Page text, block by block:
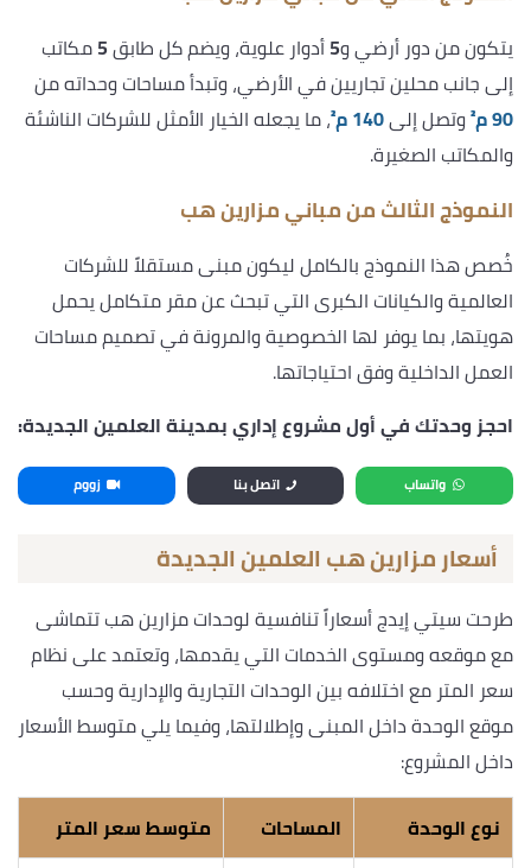
يتكون من دور أرضي و5أدوار علوية، ويضم كل طابق5مكاتب
إلى جانب محلين تجاريين في الأرضي، وتبدأ مساحات وحداته من
90 م²
وتصل إلى140 م²
، ما يجعله الخيار الأمثل للشركات الناشئة
والمكاتب الصغيرة.
النموذج الثالث من مباني مزارين هب
خُصص هذا النموذج بالكامل ليكون مبنى مستقلاً للشركات
العالمية والكيانات الكبرى التي تبحث عن مقر متكامل يحمل
هويتها، بما يوفر لها الخصوصية والمرونة في تصميم مساحات
العمل الداخلية وفق احتياجاتها.
احجز وحدتك في أول مشروع إداري بمدينة العلمين الجديدة:
واتساب اتصل بنا زووم
أسعار مزارين هب العلمين الجديدة
طرحت سيتي إيدج أسعاراً تنافسية لوحدات مزارين هب تتماشى
مع موقعه ومستوى الخدمات التي يقدمها، وتعتمد على نظام
سعر المتر مع اختلافه بين الوحدات التجارية والإدارية وحسب
موقع الوحدة داخل المبنى وإطلالتها، وفيما يلي متوسط الأسعار
داخل المشروع:
نوع الوحدة
المساحات
متوسط سعر المتر